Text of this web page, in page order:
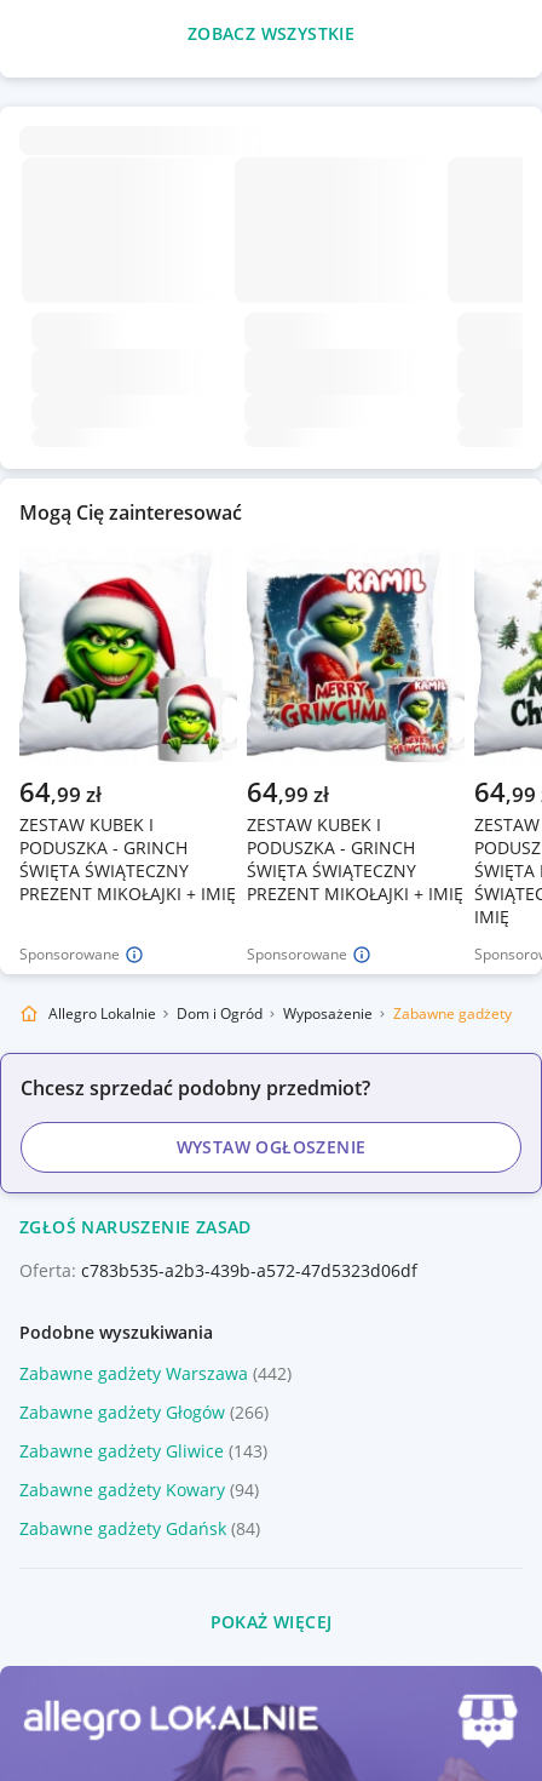
ZOBACZ WSZYSTKIE
Mogą Cię zainteresować
Sponsorowane
64,99 zł
ZESTAW KUBEK I
PODUSZKA - GRINCH
ŚWIĘTA ŚWIĄTECZNY
PREZENT MIKOŁAJKI + IMIĘ
Sponsorowane
64,99 zł
ZESTAW KUBEK I
PODUSZKA - GRINCH
ŚWIĘTA ŚWIĄTECZNY
PREZENT MIKOŁAJKI + IMIĘ
64,99
ŚWIĘTA
IMIĘ
Allegro Lokalnie Dom i Ogród Wyposażenie Zabawne gadżety
Chcesz sprzedać podobny przedmiot?
WYSTAW OGŁOSZENIE
ZGŁOŚ NARUSZENIE ZASAD
Oferta: c783b535-a2b3-439b-a572-47d5323d06df
Podobne wyszukiwania
Zabawne gadżety Warszawa (442)
Zabawne gadżety Głogów (266)
Zabawne gadżety Gliwice (143)
Zabawne gadżety Kowary (94)
Zabawne gadżety Gdańsk (84)
POKAŻ WIĘCEJ